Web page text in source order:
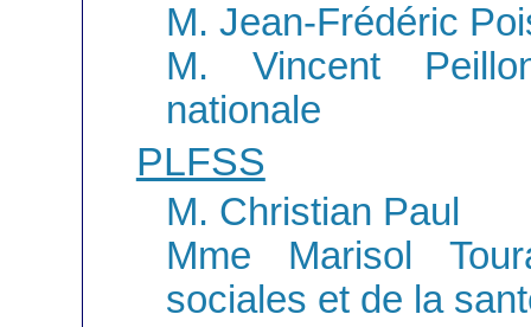
M. Jean-Frédéric
M. Vincent
nationale
PLFSS
M. Christian Paul
Mme Marisol
sociales et de la